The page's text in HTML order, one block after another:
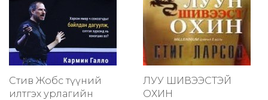
Стив Жобс түүний
илтгэх урлагийн
ЛУУ ШИВЭЭСТЭЙ
ОХИН